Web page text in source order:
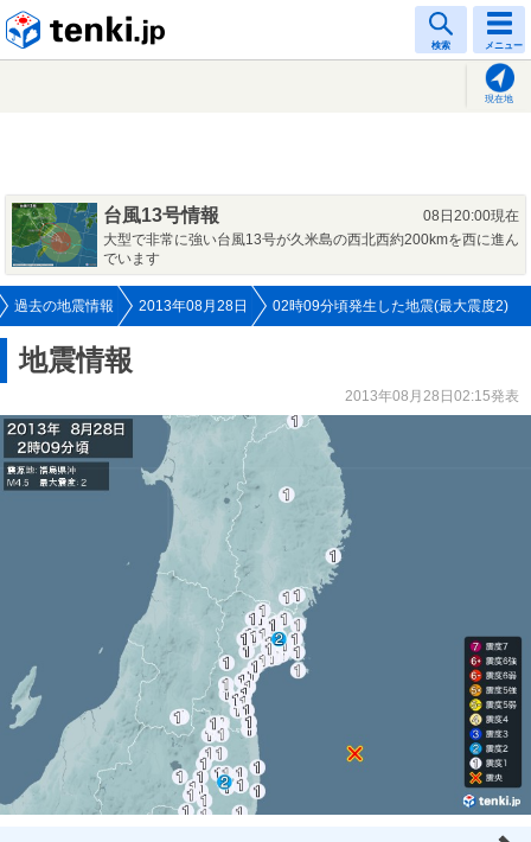
検索 メニュー
現在地
台風13号情報
08日20:00現在
大型で非常に強い台風13号が久米島の西北西約200kmを西に進ん
でいます
過去の地震情報 2013年08月28日 02時09分頃発生した地震(最大震度2)
地震情報
2013年08月28日02:15発表